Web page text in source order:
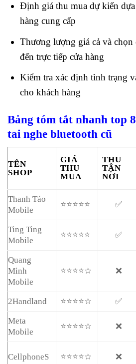
Định giá thu mua dự kiến
hàng cung cấp
Thương lượng giá cả và
đến trực tiếp cửa hàng
Kiểm tra xác định tình trạng
cho khách hàng
Bảng tóm tắt nhanh top
tai nghe bluetooth cũ
TÊN
SHOP
GIÁ
THU
MUA
THU
TẬN
NƠI
Thanh Táo
Mobile
⭐⭐⭐⭐⭐ ✅
Ting Ting
Mobile
⭐⭐⭐⭐⭐ ✅
Quang
Minh
Mobile
⭐⭐⭐⭐☆ ❌
2Handland ⭐⭐⭐⭐☆ ✅
Meta
Mobile
⭐⭐⭐⭐☆ ❌
CellphoneS ⭐⭐⭐⭐☆ ❌